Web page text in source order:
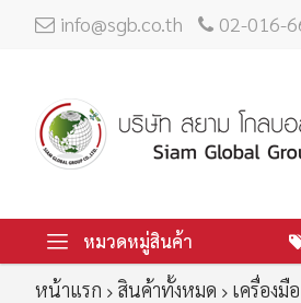
info@sgb.co.th 02-016-
หมวดหมู่สินค้า
หน้าแรก สินค้าทั้งหมด เครื่องมือ